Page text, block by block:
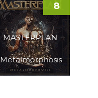
MASTERPLAN
–
Metalmorphosis
8